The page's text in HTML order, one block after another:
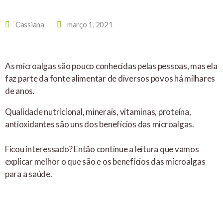
Cassiana março 1, 2021
As microalgas são pouco conhecidas pelas pessoas, mas ela
faz parte da fonte alimentar de diversos povos há milhares
de anos.
Qualidade nutricional, minerais, vitaminas, proteína,
antioxidantes são uns dos benefícios das microalgas.
Ficou interessado? Então continue a leitura que vamos
explicar melhor o que são e os benefícios das microalgas
para a saúde.